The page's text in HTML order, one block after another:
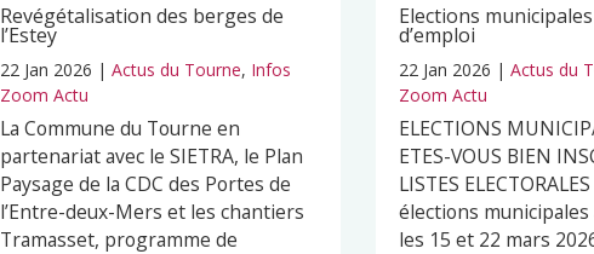
Revégétalisation des berges de
l’Estey
22 Jan 2026 | Actus du Tourne, Infos
Zoom Actu
La Commune du Tourne en
partenariat avec le SIETRA, le Plan
Paysage de la CDC des Portes de
l’Entre-deux-Mers et les chantiers
Tramasset, programme de
Elections
d’emploi
22 Jan 2026 |Actus du
Zoom Actu
ELECTIONS
ETES-VOUS BIEN
LISTES
élections
les 15 et 22 mars